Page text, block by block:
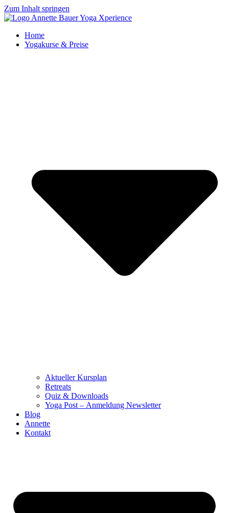
Zum Inhalt springen
Home
Yogakurse & Preise
Aktueller Kursplan
Retreats
Quiz & Downloads
Yoga Post – Anmeldung Newsletter
Blog
Annette
Kontakt